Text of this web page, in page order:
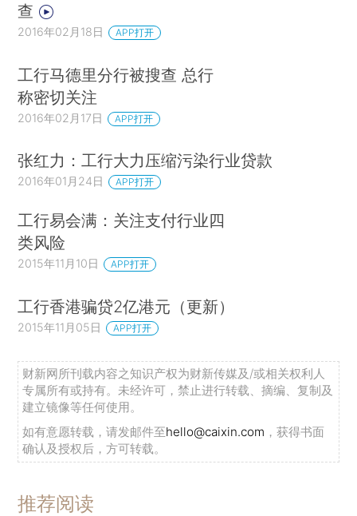
查
2016年02月18日 APP打开
工行马德里分行被搜查 总行
称密切关注
2016年02月17日 APP打开
张红力：工行大力压缩污染行业贷款
2016年01月24日 APP打开
工行易会满：关注支付行业四
类风险
2015年11月10日 APP打开
工行香港骗贷2亿港元（更新）
2015年11月05日 APP打开
财新网所刊载内容之知识产权为财新传媒及/或相关权利人
专属所有或持有。未经许可，禁止进行转载、摘编、复制及
建立镜像等任何使用。
如有意愿转载，请发邮件至hello@caixin.com ，获得书面
确认及授权后，方可转载。
推荐阅读